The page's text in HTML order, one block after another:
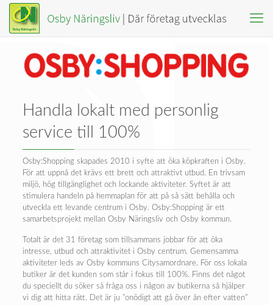
Handla lokalt med personlig
service till 100%
Osby:Shopping skapades 2010 i syfte att öka köpkraften i Osby.
För att uppnå det krävs ett brett och attraktivt utbud. En trivsam
miljö, hög tillgänglighet och lockande aktiviteter. Syftet är att
stimulera handeln på hemmaplan för att på så sätt behålla och
utveckla ett levande centrum i Osby. Osby:Shopping är ett
samarbetsprojekt mellan Osby Näringsliv och Osby kommun.
Totalt är det 31 företag som tillsammans jobbar för att öka
intresse, utbud och attraktivitet i Osby centrum. Gemensamma
aktiviteter leds av Osby kommuns Citysamordnare. För oss lokala
butiker är det kunden som står i fokus till 100%. Finns det något
du speciellt du söker så fråga oss i någon av butikerna så hjälper
vi dig att hitta rätt. Det är ju ”onödigt att gå över ån efter vatten”